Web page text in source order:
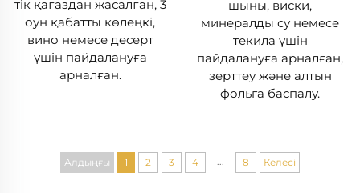
тік қағаздан жасалған, 3
оун қабатты көлеңкі,
вино немесе десерт
үшін пайдалануға
арналған.
шыны, виски,
минералды су немесе
текила үшін
пайдалануға арналған,
зерттеу және алтын
фольга баспалу.
Алдыңғы 1 2 3 4 ... 8 Келесі